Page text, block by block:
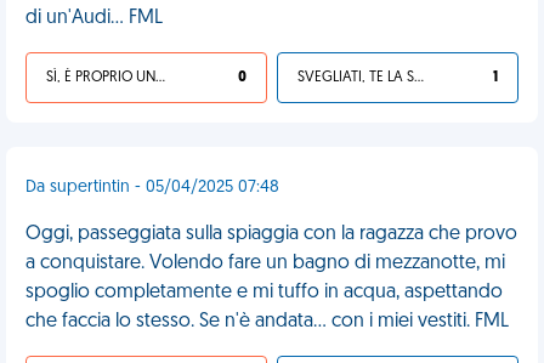
di un'Audi... FML
SÌ, È PROPRIO UNA VDM! 0 SVEGLIATI, TE LA SEI CERCATA! 1
Da supertintin - 05/04/2025 07:48
Oggi, passeggiata sulla spiaggia con la ragazza che provo
a conquistare. Volendo fare un bagno di mezzanotte, mi
spoglio completamente e mi tuffo in acqua, aspettando
che faccia lo stesso. Se n'è andata... con i miei vestiti. FML